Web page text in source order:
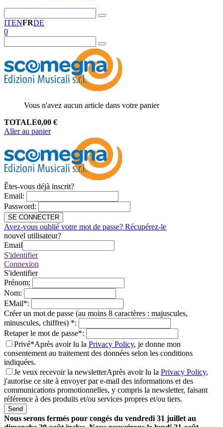
ITENFRDE
0
Vous n'avez aucun article dans votre panier
TOTALE0,00 €
Aller au panier
Êtes-vous déjà inscrit?
Email:
Password:
SE CONNECTER
Avez-vous oublié votre mot de passe? Récupérez-le
nouvel utilisateur?
Email
S'identifier
Connexion
S'identifier
Prénom:
Nom:
EMail*:
Créer un mot de passe (au moins 8 caractères : majuscules,
minuscules, chiffres) *:
Retaper le mot de passe*:
Privé*Après avoir lu la Privacy Policy, je donne mon
consentement au traitement des données selon les conditions
indiquées.
Je veux recevoir la newsletterAprès avoir lu la Privacy Policy,
j'autorise ce site à envoyer par e-mail des informations et des
communications promotionnelles, y compris la newsletter, faisant
référence à des produits et/ou services propres et/ou tiers.
Send
Nous serons fermés pour congés du vendredi 31 juillet au